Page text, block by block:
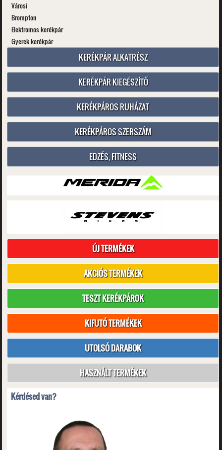
Városi
Brompton
Elektromos kerékpár
Gyerek kerékpár
KERÉKPÁR ALKATRÉSZ
KERÉKPÁR KIEGÉSZÍTŐ
KERÉKPÁROS RUHÁZAT
KERÉKPÁROS SZERSZÁM
EDZÉS, FITNESS
ÚJ TERMÉKEK
AKCIÓS TERMÉKEK
TESZT KERÉKPÁROK
KIFUTÓ TERMÉKEK
UTOLSÓ DARABOK
HASZNÁLT TERMÉKEK
Kérdésed van?